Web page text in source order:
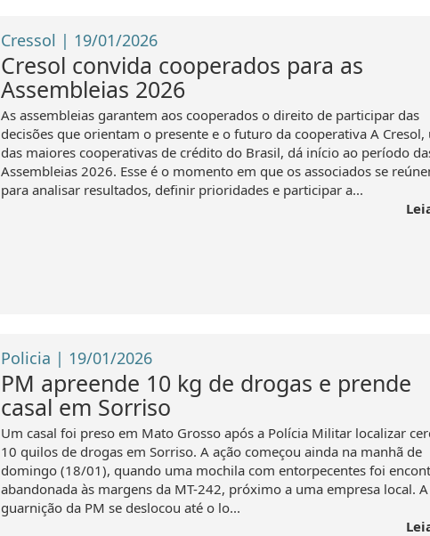
Cressol | 19/01/2026
Cresol convida cooperados para as
Assembleias 2026
As assembleias garantem aos cooperados o direito de participar das
decisões que orientam o presente e o futuro da cooperativa A Cresol,
das maiores cooperativas de crédito do Brasil, dá início ao período
Assembleias 2026. Esse é o momento em que os associados se
para analisar resultados, definir prioridades e participar a...
Policia | 19/01/2026
PM apreende 10 kg de drogas e prende
casal em Sorriso
Um casal foi preso em Mato Grosso após a Polícia Militar localizar
10 quilos de drogas em Sorriso. A ação começou ainda na manhã de
domingo (18/01), quando uma mochila com entorpecentes foi
abandonada às margens da MT-242, próximo a uma empresa local. A
guarnição da PM se deslocou até o lo...